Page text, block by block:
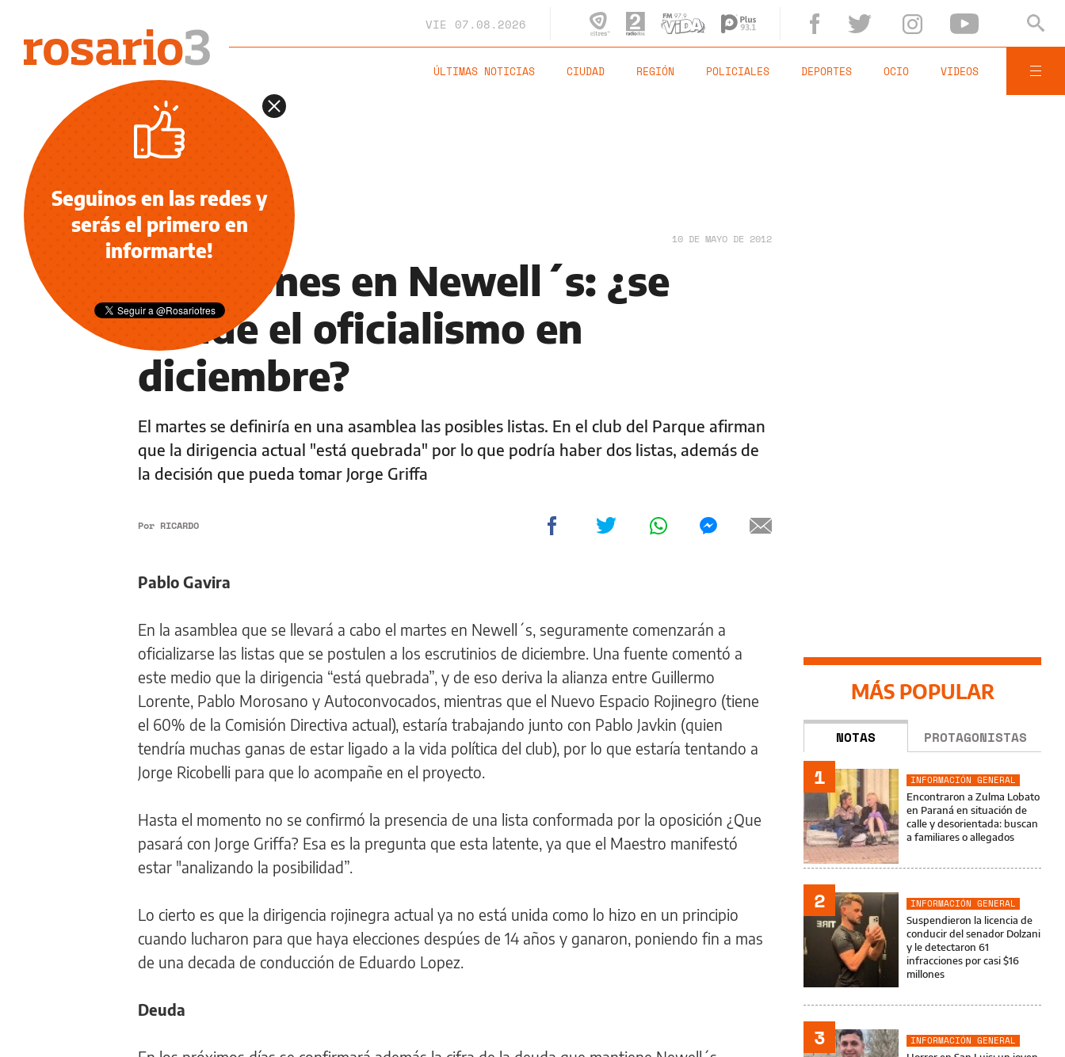
VIE 07.08.2026
ÚLTIMAS NOTICIAS CIUDAD REGIÓN POLICIALES DEPORTES OCIO VIDEOS
NOTICIAS 10 DE MAYO DE 2012
Elecciones en Newell´s: ¿se
divide el oficialismo en
diciembre?
El martes se definiría en una asamblea las posibles listas. En el club del Parque afirman
que la dirigencia actual "está quebrada" por lo que podría haber dos listas, además de
la decisión que pueda tomar Jorge Griffa
Por RICARDO
Pablo Gavira
En la asamblea que se llevará a cabo el martes en Newell´s, seguramente comenzarán a
oficializarse las listas que se postulen a los escrutinios de diciembre. Una fuente comentó a
este medio que la dirigencia “está quebrada”, y de eso deriva la alianza entre Guillermo
Lorente, Pablo Morosano y Autoconvocados, mientras que el Nuevo Espacio Rojinegro (tiene
el 60% de la Comisión Directiva actual), estaría trabajando junto con Pablo Javkin (quien
tendría muchas ganas de estar ligado a la vida política del club), por lo que estaría tentando a
Jorge Ricobelli para que lo acompañe en el proyecto.
Hasta el momento no se confirmó la presencia de una lista conformada por la oposición ¿Que
pasará con Jorge Griffa? Esa es la pregunta que esta latente, ya que el Maestro manifestó
estar "analizando la posibilidad”.
Lo cierto es que la dirigencia rojinegra actual ya no está unida como lo hizo en un principio
cuando lucharon para que haya elecciones despúes de 14 años y ganaron, poniendo fin a mas
de una decada de conducción de Eduardo Lopez.
Deuda
MÁS POPULAR
NOTAS PROTAGONISTAS
1
INFORMACIÓN GENERAL
Encontraron a Zulma Lobato
en Paraná en situación de
calle y desorientada: buscan
a familiares o allegados
2
INFORMACIÓN GENERAL
Suspendieron la licencia de
conducir del senador Dolzani
y le detectaron 61
infracciones por casi $16
millones
3
INFORMACIÓN GENERAL
Seguinos en las redes y
serás el primero en
informarte!